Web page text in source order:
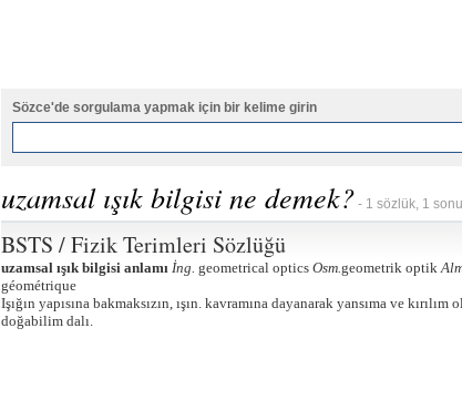
Sözce'de sorgulama yapmak için bir kelime girin
uzamsal ışık bilgisi ne demek? - 1 sözlük, 1
BSTS / Fizik Terimleri Sözlüğü
uzamsal ışık bilgisi anlamı İng. geometrical optics Osm.geometrik optik
géométrique
Işığın yapısına bakmaksızın, ışın. kavramına dayanarak yansıma ve kırılım
doğabilim dalı.